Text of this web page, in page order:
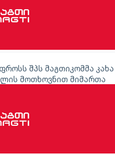
შპს მაგთიკომმა კახა
მოთხოვნით მიმართა